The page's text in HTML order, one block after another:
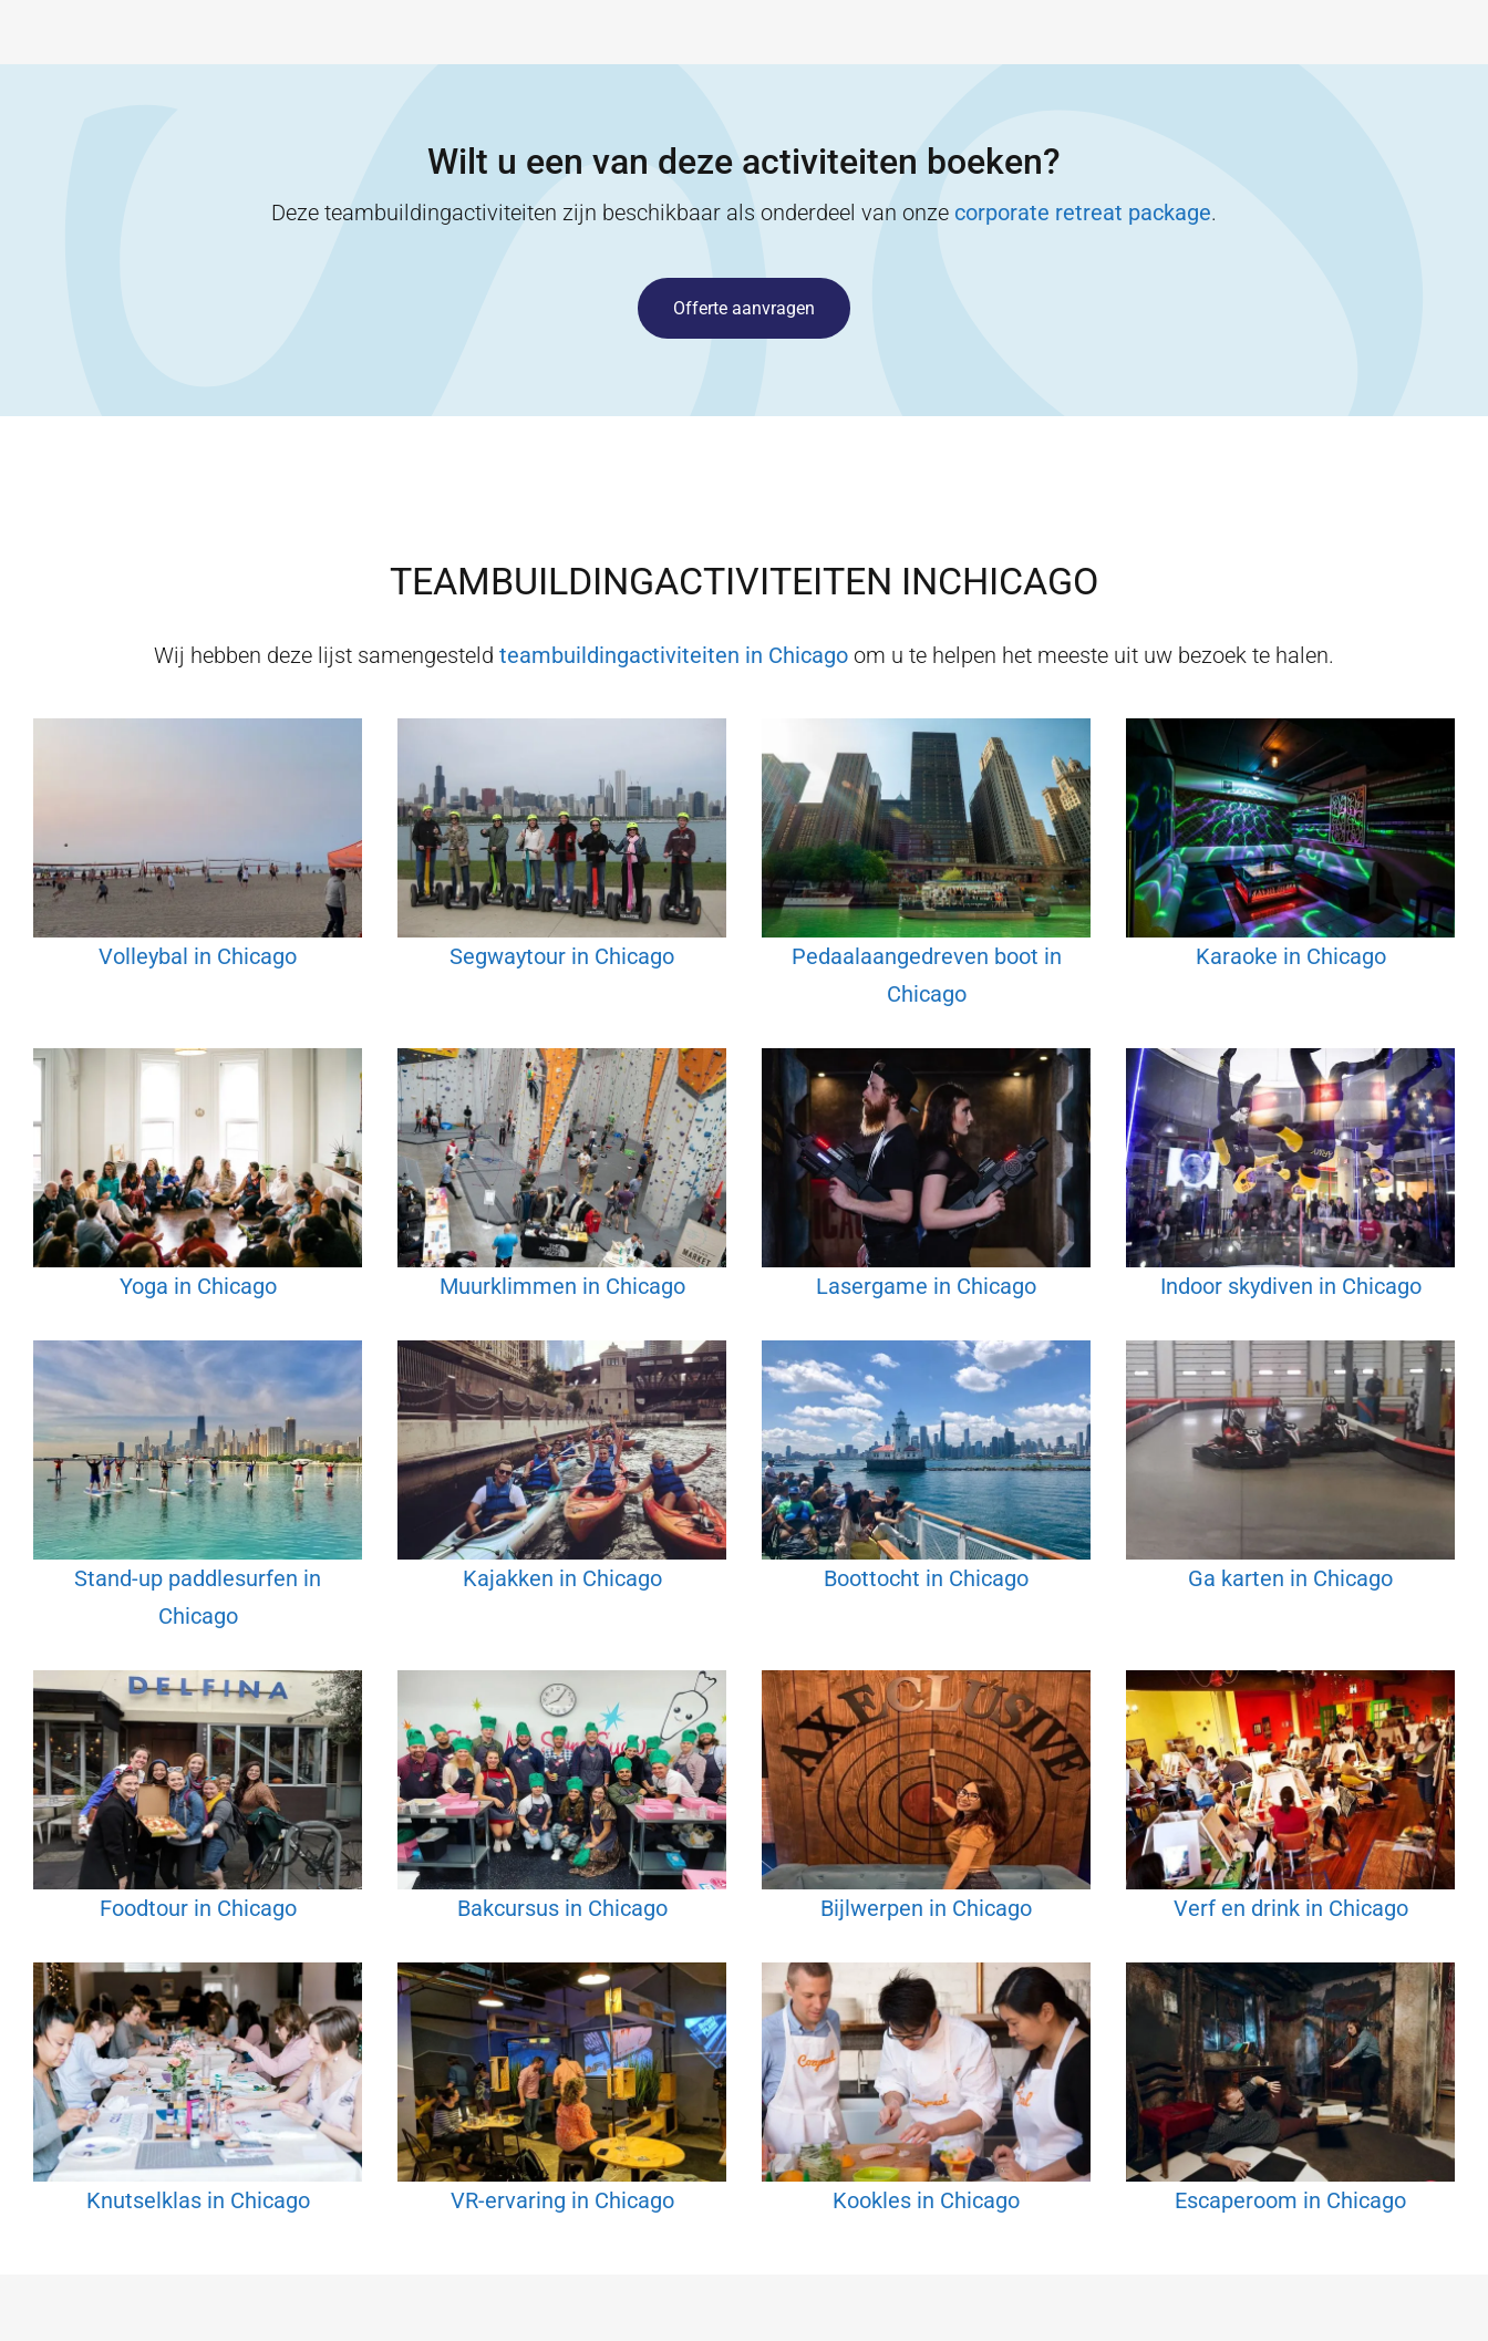
Wilt u een van deze activiteiten boeken?
Deze teambuildingactiviteiten zijn beschikbaar als onderdeel van onze corporate retreat package.
Offerte aanvragen
TEAMBUILDINGACTIVITEITEN INCHICAGO
Wij hebben deze lijst samengesteld teambuildingactiviteiten in Chicago om u te helpen het meeste uit uw bezoek te halen.
Volleybal in Chicago Segwaytour in Chicago
Pedaalaangedreven boot in
Chicago
Karaoke in Chicago
Yoga in Chicago Muurklimmen in Chicago Lasergame in Chicago Indoor skydiven in Chicago
Stand-up paddlesurfen in
Chicago
Kajakken in Chicago Boottocht in Chicago Ga karten in Chicago
Foodtour in Chicago Bakcursus in Chicago Bijlwerpen in Chicago Verf en drink in Chicago
Knutselklas in Chicago VR-ervaring in Chicago Kookles in Chicago Escaperoom in Chicago